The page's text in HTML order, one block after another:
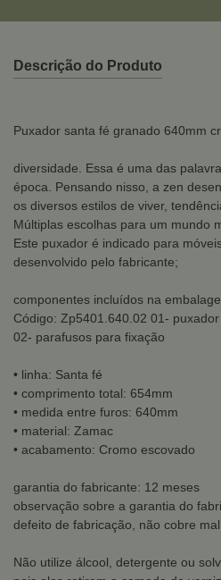
Descrição do Produto
Puxador santa fé granado 640mm
diversidade. Essa é uma das
época. Pensando nisso, a zen
os diversos estilos de viver,
Múltiplas escolhas para um mundo
Este puxador é indicado para
desenvolvido pelo fabricante;
componentes incluídos na
Código: Zp5401.640.02 01-
02- parafusos para fixação
• linha: Santa fé
• comprimento total: 654mm
• medida entre furos: 640mm
• material: Zamac
• acabamento: Cromo escovado
garantia do fabricante: 12 meses
observação sobre a garantia do
defeito de fabricação, não cobre mal
Não utilize álcool, detergente ou